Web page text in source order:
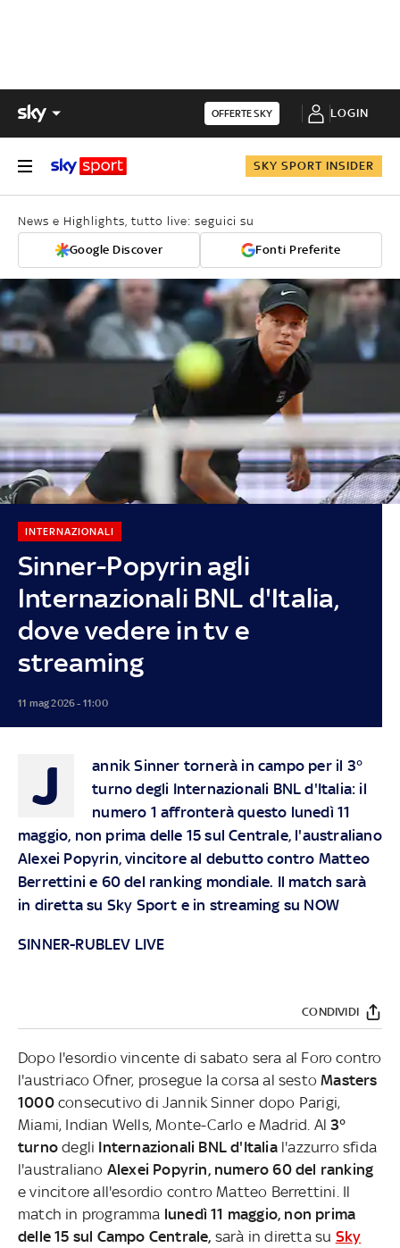
OFFERTE SKY LOGIN
SKY SPORT INSIDER
News e Highlights, tutto live: seguici su
Google Discover Fonti Preferite
Sinner-Popyrin agli
Internazionali BNL d'Italia,
dove vedere in tv e
streaming
INTERNAZIONALI
11 mag 2026 - 11:00
J
annik Sinner tornerà in campo per il 3°
turno degli Internazionali BNL d'Italia: il
numero 1 affronterà questo lunedì 11
maggio, non prima delle 15 sul Centrale, l'australiano
Alexei Popyrin, vincitore al debutto contro Matteo
Berrettini e 60 del ranking mondiale. Il match sarà
in diretta su Sky Sport e in streaming su NOW
SINNER-RUBLEV LIVE
CONDIVIDI
Dopo l'esordio vincente di sabato sera al Foro contro
l'austriaco Ofner, prosegue la corsa al sestoMasters
1000consecutivo di Jannik Sinner dopo Parigi,
Miami, Indian Wells, Monte-Carlo e Madrid. Al3°
turno degli Internazionali BNL d'Italial'azzurro sfida
l'australiano Alexei Popyrin, numero 60 del ranking
e vincitore all'esordio contro Matteo Berrettini. Il
match in programma lunedì 11 maggio, non prima
delle 15 sul Campo Centrale, sarà in diretta su Sky